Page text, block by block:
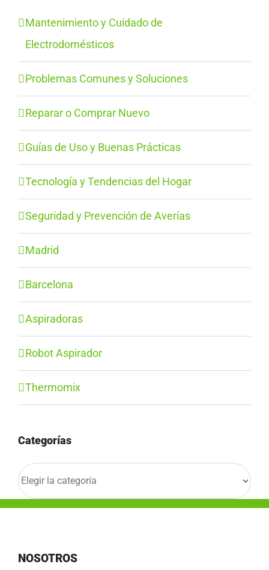
Mantenimiento y Cuidado de
Electrodomésticos
Problemas Comunes y Soluciones
Reparar o Comprar Nuevo
Guías de Uso y Buenas Prácticas
Tecnología y Tendencias del Hogar
Seguridad y Prevención de Averías
Madrid
Barcelona
Aspiradoras
Robot Aspirador
Thermomix
Categorías
Categorías
NOSOTROS